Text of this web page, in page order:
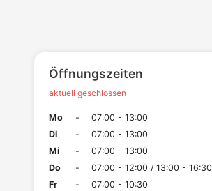
Öffnungszeiten
aktuell geschlossen
Mo -
07:00 - 13:00
Di
-
07:00 - 13:00
Mi
-
07:00 - 13:00
Do
-
07:00 - 12:00 / 13:00 - 16:30
Fr
-
07:00 - 10:30